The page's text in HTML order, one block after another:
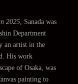
2025 , Sanada was
Department
an artist in the
His work
of Osaka, was
painting to